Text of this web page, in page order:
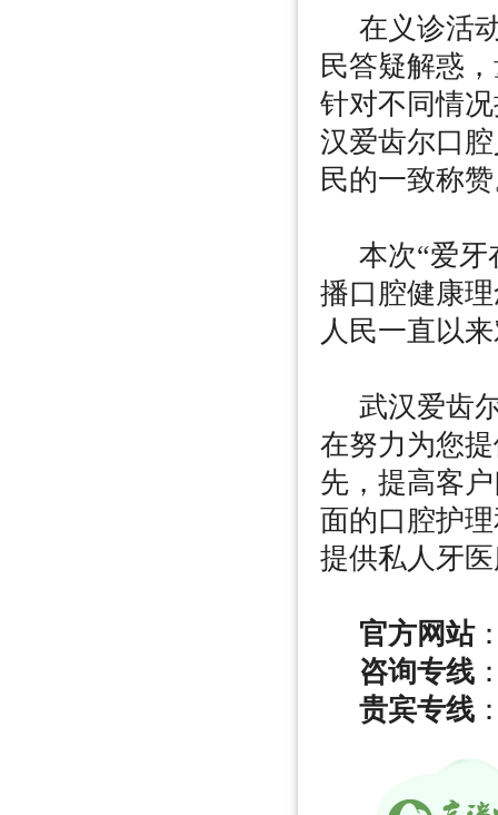
在义诊活动
民答疑解惑
针对不同情
汉爱齿尔口
民的一致称
本次“爱牙
播口腔健康
人民一直以
武汉爱齿尔
在努力为您
先，提高客
面的口腔护
提供私人牙
官方网站
咨询专线
贵宾专线